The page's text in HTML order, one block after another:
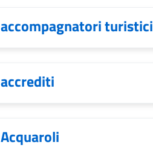
accompagnatori turistici
accrediti
Acquaroli